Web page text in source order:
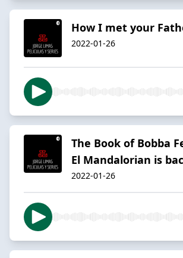
How I met your
2022-01-26
The Book of Bobba
El Mandalorian is
2022-01-26